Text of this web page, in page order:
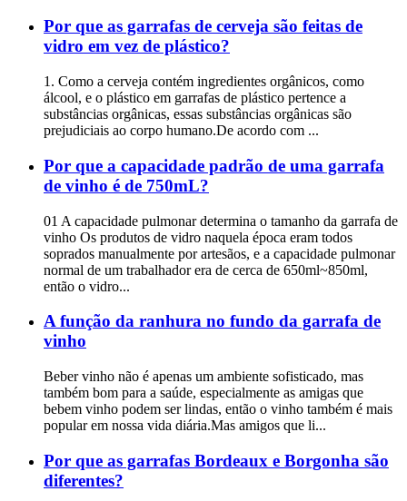
Por que as garrafas de cerveja são feitas de
vidro em vez de plástico?
1. Como a cerveja contém ingredientes orgânicos, como
álcool, e o plástico em garrafas de plástico pertence a
substâncias orgânicas, essas substâncias orgânicas são
prejudiciais ao corpo humano.De acordo com ...
Por que a capacidade padrão de uma garrafa
de vinho é de 750mL?
01 A capacidade pulmonar determina o tamanho da garrafa de
vinho Os produtos de vidro naquela época eram todos
soprados manualmente por artesãos, e a capacidade pulmonar
normal de um trabalhador era de cerca de 650ml~850ml,
então o vidro...
A função da ranhura no fundo da garrafa de
vinho
Beber vinho não é apenas um ambiente sofisticado, mas
também bom para a saúde, especialmente as amigas que
bebem vinho podem ser lindas, então o vinho também é mais
popular em nossa vida diária.Mas amigos que li...
Por que as garrafas Bordeaux e Borgonha são
diferentes?